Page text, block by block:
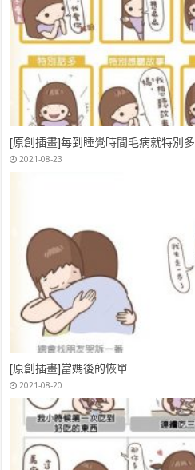
[原創插畫]每到睡覺時間毛病就特別多
2021-08-23
[原創插畫]當媽後的恢單
2021-08-20